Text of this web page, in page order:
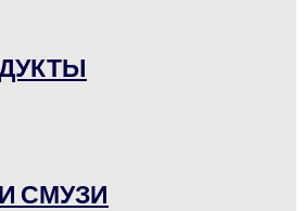
СМУЗИ